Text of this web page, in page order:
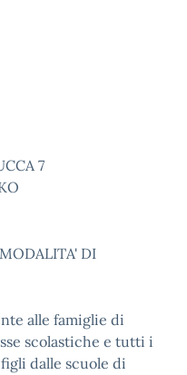
7
DI
alle famiglie di
scolastiche e tutti i
dalle scuole di